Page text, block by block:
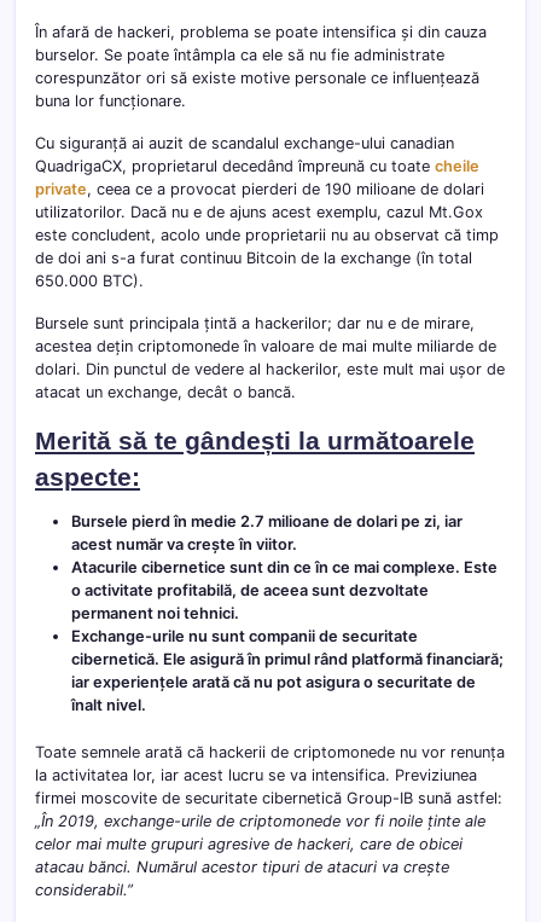
În afară de hackeri, problema se poate intensifica și din cauza
burselor. Se poate întâmpla ca ele să nu fie administrate
corespunzător ori să existe motive personale ce influențează
buna lor funcționare.
Cu siguranță ai auzit de scandalul exchange-ului canadian
QuadrigaCX, proprietarul decedând împreună cu toate cheile
private, ceea ce a provocat pierderi de 190 milioane de dolari
utilizatorilor. Dacă nu e de ajuns acest exemplu, cazul Mt.Gox
este concludent, acolo unde proprietarii nu au observat că timp
de doi ani s-a furat continuu Bitcoin de la exchange (în total
650.000 BTC).
Bursele sunt principala țintă a hackerilor; dar nu e de mirare,
acestea dețin criptomonede în valoare de mai multe miliarde de
dolari. Din punctul de vedere al hackerilor, este mult mai ușor de
atacat un exchange, decât o bancă.
Merită să te gândești la următoarele
aspecte:
Bursele pierd în medie 2.7 milioane de dolari pe zi, iar
acest număr va crește în viitor.
Atacurile cibernetice sunt din ce în ce mai complexe. Este
o activitate profitabilă, de aceea sunt dezvoltate
permanent noi tehnici.
Exchange-urile nu sunt companii de securitate
cibernetică. Ele asigură în primul rând platformă financiară;
iar experiențele arată că nu pot asigura o securitate de
înalt nivel.
Toate semnele arată că hackerii de criptomonede nu vor renunța
la activitatea lor, iar acest lucru se va intensifica. Previziunea
firmei moscovite de securitate cibernetică Group-IB sună astfel:
„În 2019, exchange-urile de criptomonede vor fi noile ținte ale
celor mai multe grupuri agresive de hackeri, care de obicei
atacau bănci. Numărul acestor tipuri de atacuri va crește
considerabil.”